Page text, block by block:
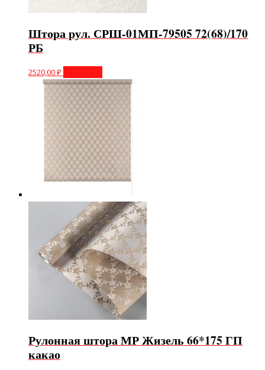
Штора рул. СРШ-01МП-79505 72(68)/170
РБ
2520,00₽
Рулонная штора МР Жизель 66*175 ГП
какао